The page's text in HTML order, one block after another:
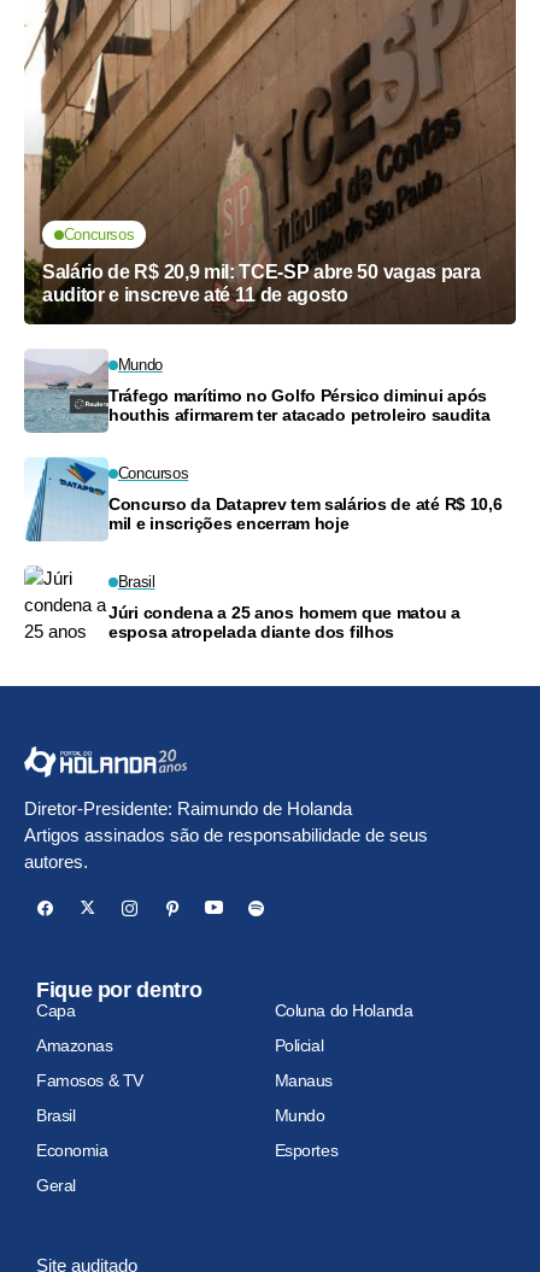
Concursos
Salário de R$ 20,9 mil: TCE-SP abre 50 vagas para
auditor e inscreve até 11 de agosto
Mundo
Tráfego marítimo no Golfo Pérsico diminui após
houthis afirmarem ter atacado petroleiro saudita
Concursos
Concurso da Dataprev tem salários de até R$ 10,6
mil e inscrições encerram hoje
Brasil
Júri condena a 25 anos homem que matou a
esposa atropelada diante dos filhos
Diretor-Presidente: Raimundo de Holanda
Artigos assinados são de responsabilidade de seus
autores.
Fique por dentro
Capa
Coluna do Holanda
Amazonas
Policial
Famosos & TV
Manaus
Brasil
Mundo
Economia
Esportes
Geral
Site auditado